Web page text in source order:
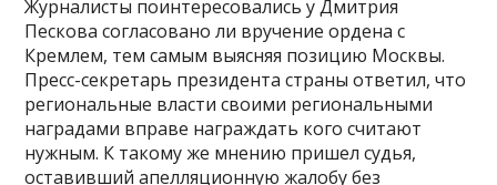
Журналисты поинтересовались у Дмитрия
Пескова согласовано ли вручение ордена с
Кремлем, тем самым выясняя позицию Москвы.
Пресс-секретарь президента страны ответил, что
региональные власти своими региональными
наградами вправе награждать кого считают
нужным. К такому же мнению пришел судья,
оставивший апелляционную жалобу без